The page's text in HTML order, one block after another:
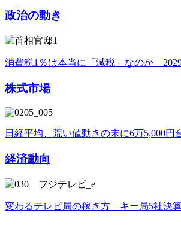
政治の動き
消費税1％は本当に「減税」なのか
株式市場
日経平均、荒い値動きの末に6万5,000
経済動向
変わるテレビ局の稼ぎ方 キー局5社決算